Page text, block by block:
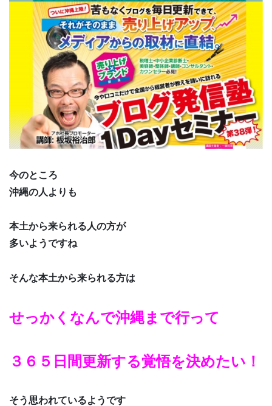
今のところ
沖縄の人よりも
本土から来られる人の方が
多いようですね
そんな本土から来られる方は
せっかくなんで沖縄まで行って
３６５日間更新する覚悟を決めたい！
そう思われているようです